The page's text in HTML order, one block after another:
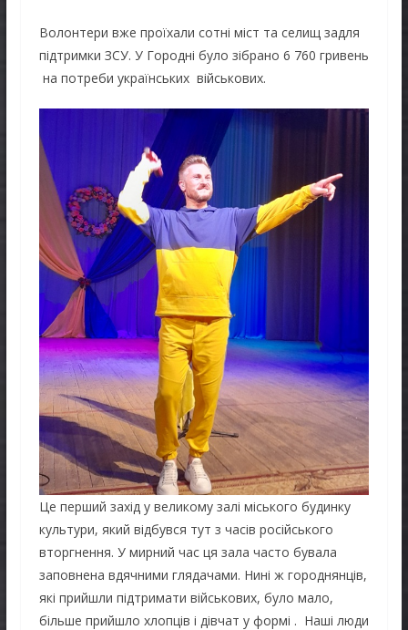
Волонтери вже проїхали сотні міст та селищ задля
підтримки ЗСУ. У Городні було зібрано 6 760 гривень
на потреби українських військових.
Це перший захід у великому залі міського будинку
культури, який відбувся тут з часів російського
вторгнення. У мирний час ця зала часто бувала
заповнена вдячними глядачами. Нині ж городнянців,
які прийшли підтримати військових, було мало,
більше прийшло хлопців і дівчат у формі . Наші люди